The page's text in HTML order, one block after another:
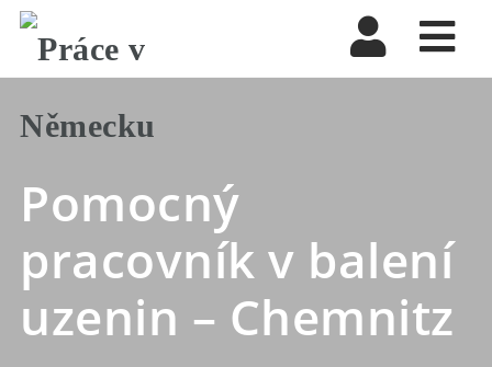
Pomocný
pracovník v balení
uzenin – Chemnitz